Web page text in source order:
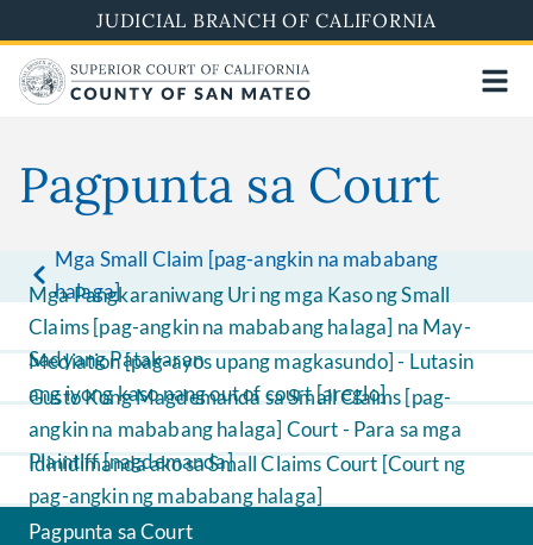
to
main
content
JUDICIAL BRANCH OF CALIFORNIA
Pagpunta sa Court
Mga Small Claim [pag-angkin na mababang
halaga]
Mga Pangkaraniwang Uri ng mga Kaso ng Small
Claims [pag-angkin na mababang halaga] na May-
Sadyang Patakaran
Mediation [pag-ayos upang magkasundo] - Lutasin
ang iyong kaso nang out of court [areglo]
Gusto Kong Magdemanda sa Small Claims [pag-
angkin na mababang halaga] Court - Para sa mga
Plaintiff [nagdemanda]
Idinidimanda ako sa Small Claims Court [Court ng
pag-angkin ng mababang halaga]
Pagpunta sa Court